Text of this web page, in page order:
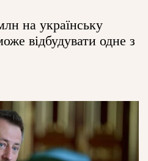
на українську
відбудувати одне з